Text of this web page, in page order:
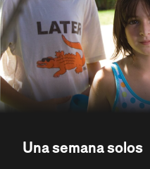
Una semana solos